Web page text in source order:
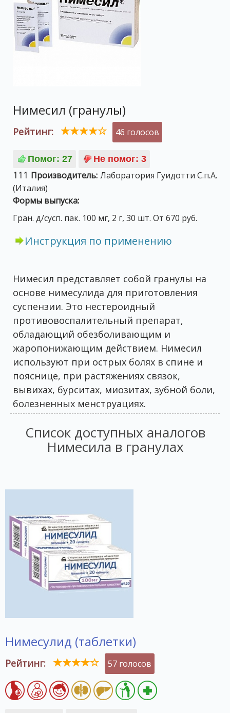
Нимесил (гранулы)
Рейтинг: 46 голосов
111 Производитель: Лаборатория Гуидотти С.п.А.
(Италия)
Формы выпуска:
Гран. д/сусп. пак. 100 мг, 2 г, 30 шт. От 670 руб.
Инструкция по применению
Нимесил представляет собой гранулы на
основе нимесулида для приготовления
суспензии. Это нестероидный
противовоспалительный препарат,
обладающий обезболивающим и
жаропонижающим действием. Нимесил
используют при острых болях в спине и
пояснице, при растяжениях связок,
вывихах, бурситах, миозитах, зубной боли,
болезненных менструациях.
Список доступных аналогов
Нимесила в гранулах
Нимесулид (таблетки)
Рейтинг: 57 голосов